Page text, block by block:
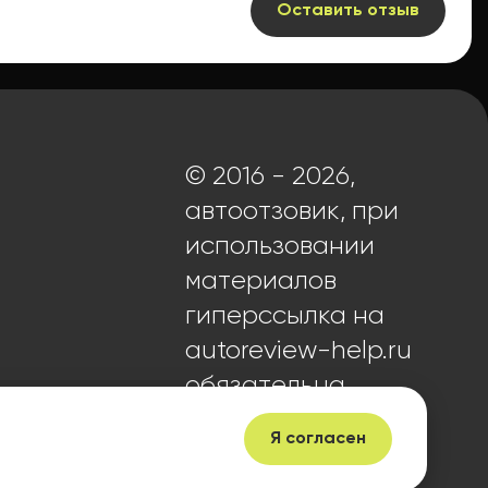
Оставить отзыв
Я согласен
© 2016 - 2026,
автоотзовик, при
использовании
материалов
гиперссылка на
autoreview-help.ru
обязательна.